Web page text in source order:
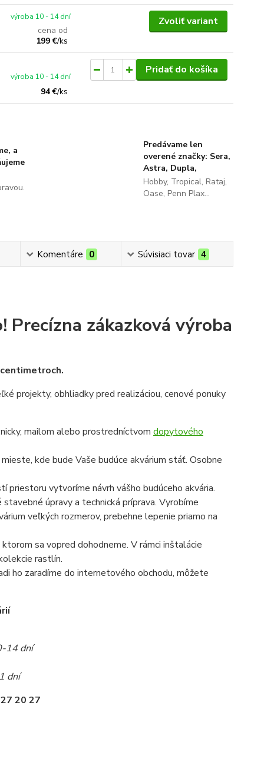
cena od
199 €/ks
výroba 10 - 14 dní Zvoliť variant
94 €/ks
výroba 10 - 14 dní
Pridať do košíka
a
Predávame len
overené značky: Sera,
Astra, Dupla,
Hobby, Tropical, Rataj,
Oase, Penn Plax...
Komentáre 0 Súvisiaci tovar 4
Precízna zákazková výroba
projekty, obhliadky pred realizáciou, cenové ponuky
mailom alebo prostredníctvom dopytového
kde bude Vaše budúce akvárium stáť. Osobne
priestoru vytvoríme návrh vášho budúceho akvária.
úpravy a technická príprava. Vyrobíme
veľkých rozmerov, prebehne lepenie priamo na
sa vopred dohodneme. V rámci inštalácie
rastlín.
ho zaradíme do internetového obchodu, môžete
14 dní
dní
20 27